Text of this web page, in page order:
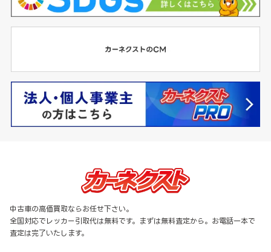
中古車の高価買取ならお任せ下さい。
全国対応でレッカー引取代は無料です。まずは無料査定から。お電話一本で
査定は完了いたします。